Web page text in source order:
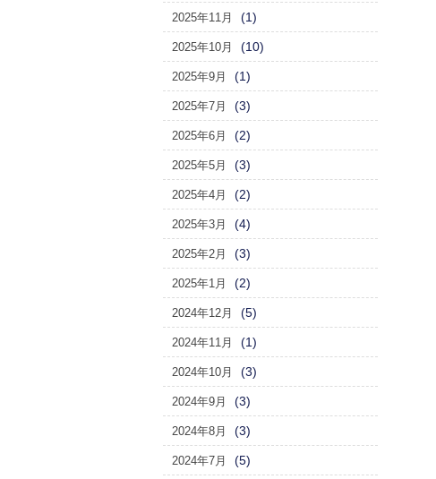
2025年11月 (1)
2025年10月 (10)
2025年9月 (1)
2025年7月 (3)
2025年6月 (2)
2025年5月 (3)
2025年4月 (2)
2025年3月 (4)
2025年2月 (3)
2025年1月 (2)
2024年12月 (5)
2024年11月 (1)
2024年10月 (3)
2024年9月 (3)
2024年8月 (3)
2024年7月 (5)